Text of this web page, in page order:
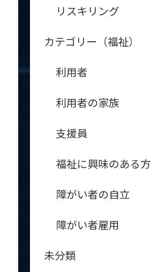
リスキリング
カテゴリー（福祉）
利用者
利用者の家族
支援員
福祉に興味のある方
障がい者の自立
障がい者雇用
未分類